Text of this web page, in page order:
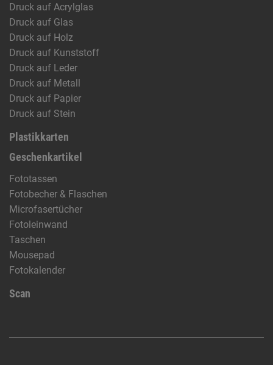
Druck auf Acrylglas
Druck auf Glas
Druck auf Holz
Druck auf Kunststoff
Druck auf Leder
Druck auf Metall
Druck auf Papier
Druck auf Stein
Plastikkarten
Geschenkartikel
Fototassen
Fotobecher & Flaschen
Microfasertücher
Fotoleinwand
Taschen
Mousepad
Fotokalender
Scan